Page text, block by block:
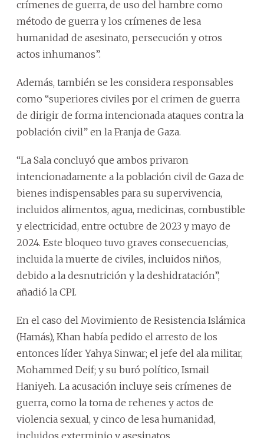
crímenes de guerra, de uso del hambre como
método de guerra y los crímenes de lesa
humanidad de asesinato, persecución y otros
actos inhumanos”.
Además, también se les considera responsables
como “superiores civiles por el crimen de guerra
de dirigir de forma intencionada ataques contra la
población civil” en la Franja de Gaza.
“La Sala concluyó que ambos privaron
intencionadamente a la población civil de Gaza de
bienes indispensables para su supervivencia,
incluidos alimentos, agua, medicinas, combustible
y electricidad, entre octubre de 2023 y mayo de
2024. Este bloqueo tuvo graves consecuencias,
incluida la muerte de civiles, incluidos niños,
debido a la desnutrición y la deshidratación”,
añadió la CPI.
En el caso del Movimiento de Resistencia Islámica
(Hamás), Khan había pedido el arresto de los
entonces líder Yahya Sinwar; el jefe del ala militar,
Mohammed Deif; y su buró político, Ismail
Haniyeh. La acusación incluye seis crímenes de
guerra, como la toma de rehenes y actos de
violencia sexual, y cinco de lesa humanidad,
incluidos exterminio y asesinatos.